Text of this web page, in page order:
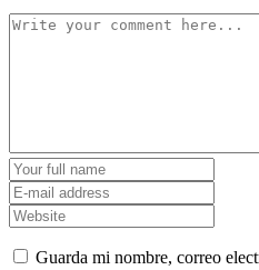
Guarda mi nombre, correo